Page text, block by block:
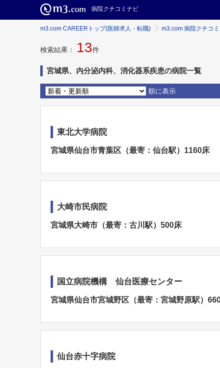
病院クチコミナビ
m3.com CAREERトップ(医師求人・転職) m3.com 病院クチコ
検索結果： 13件
宮城県、内分泌内科、消化器系疾患の病院一覧
順に表示
東北大学病院
宮城県仙台市青葉区（最寄：仙台駅）1160床
大崎市民病院
宮城県大崎市（最寄：古川駅）500床
国立病院機構 仙台医療センター
宮城県仙台市宮城野区（最寄：宮城野原駅）
仙台赤十字病院